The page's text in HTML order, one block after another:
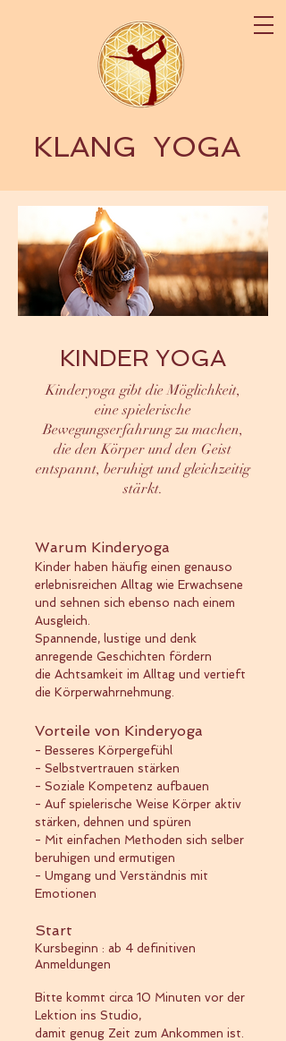
YOGA
KLANG
KINDER YOGA
Kinderyoga gibt die Möglichkeit,
eine spielerische
Bewegungserfahrung zu machen,
die den Körper und den Geist
entspannt, beruhigt und gleichzeitig
stärkt.
Warum Kinderyoga
Kinder haben häufig einen genauso
erlebnisreichen Alltag wie Erwachsene
und sehnen sich ebenso nach einem
Ausgleich.
Spannende, lustige und denk
anregende Geschichten fördern
die Achtsamkeit im Alltag und vertieft
die Körperwahrnehmung.
Vorteile von Kinderyoga
- Besseres Körpergefühl
- Selbstvertrauen stärken
- Soziale Kompetenz aufbauen
- Auf spielerische Weise Körper aktiv
stärken, dehnen und spüren
- Mit einfachen Methoden sich selber
beruhigen und ermutigen
- Umgang und Verständnis mit
Emotionen
Start
Kursbeginn : ab 4 definitiven
Anmeldungen
Bitte kommt circa 10 Minuten vor der
Lektion ins Studio,
damit genug Zeit zum Ankommen ist.